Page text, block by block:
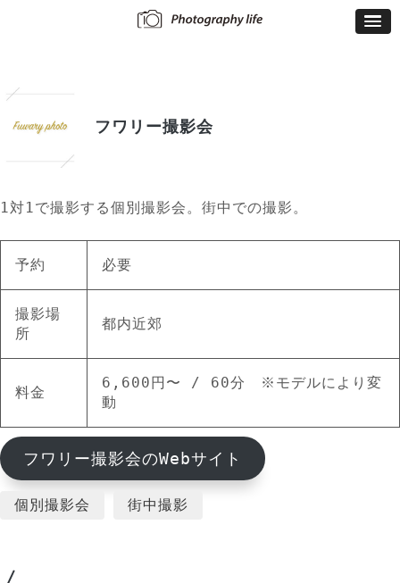
フワリー撮影会
1対1で撮影する個別撮影会。街中での撮影。
予約 必要
撮影場
所
都内近郊
料金
6,600円〜 / 60分 ※モデルにより変
動
フワリー撮影会のWebサイト
個別撮影会 街中撮影